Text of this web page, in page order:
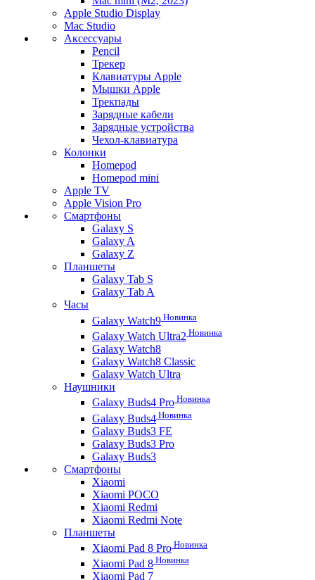
Apple Studio Display
Mac Studio
Аксессуары
Pencil
Трекер
Клавиатуры Apple
Мышки Apple
Трекпады
Зарядные кабели
Зарядные устройства
Чехол-клавиатура
Колонки
Homepod
Homepod mini
Apple TV
Apple Vision Pro
Смартфоны
Galaxy S
Galaxy A
Galaxy Z
Планшеты
Galaxy Tab S
Galaxy Tab A
Часы
Galaxy Watch9 Новинка
Galaxy Watch Ultra2 Новинка
Galaxy Watch8
Galaxy Watch8 Classic
Galaxy Watch Ultra
Наушники
Galaxy Buds4 Pro Новинка
Galaxy Buds4 Новинка
Galaxy Buds3 FE
Galaxy Buds3 Pro
Galaxy Buds3
Смартфоны
Xiaomi
Xiaomi POCO
Xiaomi Redmi
Xiaomi Redmi Note
Планшеты
Xiaomi Pad 8 Pro Новинка
Xiaomi Pad 8 Новинка
Xiaomi Pad 7